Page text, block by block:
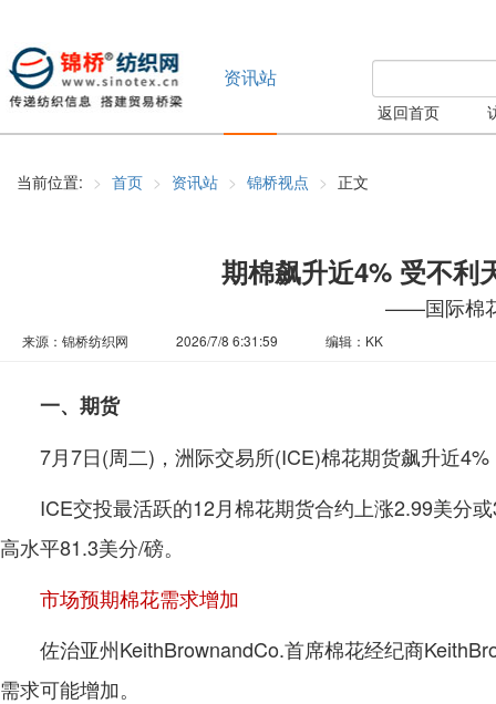
资讯站
返回首页
当前位置: 首页 资讯站 锦桥视点 正文
期棉飙升近4% 受不利
——国际棉
来源：锦桥纺织网 2026/7/8 6:31:59 编辑：KK
一、期货
7月7日(周二)，洲际交易所(ICE)棉花期货飙升近
ICE交投最活跃的12月棉花期货合约上涨2.99美分
高水平81.3美分/磅。
市场预期棉花需求增加
佐治亚州KeithBrownandCo.首席棉花经纪商
需求可能增加。